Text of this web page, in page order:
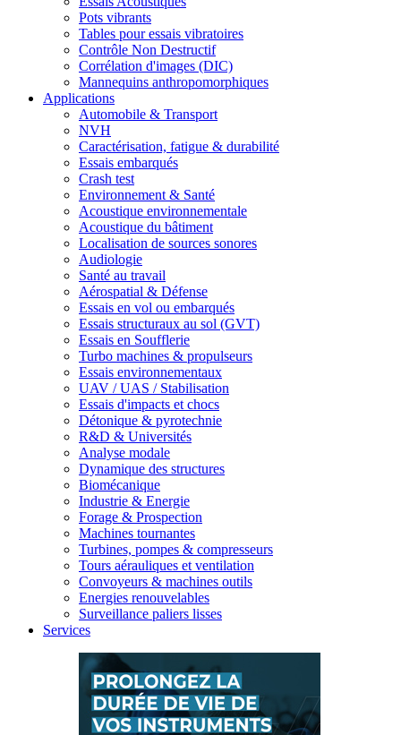
Pots vibrants
Tables pour essais vibratoires
Contrôle Non Destructif
Corrélation d'images (DIC)
Mannequins anthropomorphiques
Applications
Automobile & Transport
NVH
Caractérisation, fatigue & durabilité
Essais embarqués
Crash test
Environnement & Santé
Acoustique environnementale
Acoustique du bâtiment
Localisation de sources sonores
Audiologie
Santé au travail
Aérospatial & Défense
Essais en vol ou embarqués
Essais structuraux au sol (GVT)
Essais en Soufflerie
Turbo machines & propulseurs
Essais environnementaux
UAV / UAS / Stabilisation
Essais d'impacts et chocs
Détonique & pyrotechnie
R&D & Universités
Analyse modale
Dynamique des structures
Biomécanique
Industrie & Energie
Forage & Prospection
Machines tournantes
Turbines, pompes & compresseurs
Tours aérauliques et ventilation
Convoyeurs & machines outils
Energies renouvelables
Surveillance paliers lisses
Services